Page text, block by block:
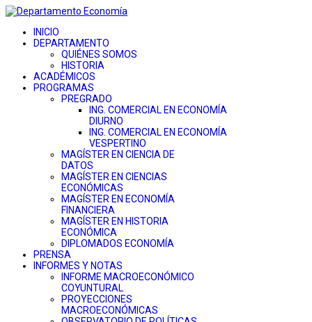
INICIO
DEPARTAMENTO
QUIÉNES SOMOS
HISTORIA
ACADÉMICOS
PROGRAMAS
PREGRADO
ING. COMERCIAL EN ECONOMÍA
DIURNO
ING. COMERCIAL EN ECONOMÍA
VESPERTINO
MAGÍSTER EN CIENCIA DE
DATOS
MAGÍSTER EN CIENCIAS
ECONÓMICAS
MAGÍSTER EN ECONOMÍA
FINANCIERA
MAGÍSTER EN HISTORIA
ECONÓMICA
DIPLOMADOS ECONOMÍA
PRENSA
INFORMES Y NOTAS
INFORME MACROECONÓMICO
COYUNTURAL
PROYECCIONES
MACROECONÓMICAS